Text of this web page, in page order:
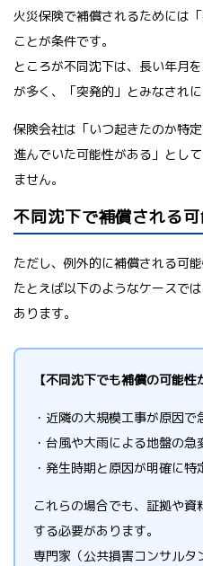
火災保険で補償されるためには
ことが条件です。
ところが不同沈下は、長い年月
が多く、「突発的」とみなされに
保険会社は「いつ起きたのか特
進んでいた可能性がある」とし
ません。
不同沈下で補償される
ただし、例外的に補償される可
たとえば以下のようなケースで
あります。
【不同沈下でも補償の可能性
・近隣の大規模工事が原因
・台風や大雨による地盤の
・発生時期と原因が明確に特
これらの場合でも、証拠や
する必要があります。
専門家（公共損害コンサル